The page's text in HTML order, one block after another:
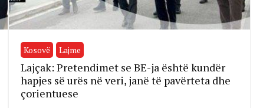
Kosovë Lajme
Lajçak: Pretendimet se BE-ja është kundër
hapjes së urës në veri, janë të pavërteta dhe
çorientuese